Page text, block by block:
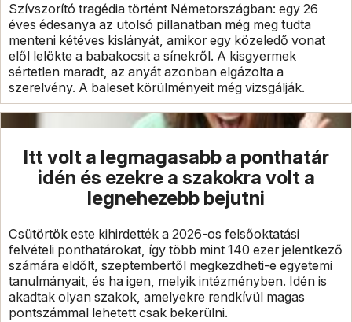
Szívszorító tragédia történt Németországban: egy 26
éves édesanya az utolsó pillanatban még meg tudta
menteni kétéves kislányát, amikor egy közeledő vonat
elől lelökte a babakocsit a sínekről. A kisgyermek
sértetlen maradt, az anyát azonban elgázolta a
szerelvény. A baleset körülményeit még vizsgálják.
Itt volt a legmagasabb a ponthatár
idén és ezekre a szakokra volt a
legnehezebb bejutni
Csütörtök este kihirdették a 2026-os felsőoktatási
felvételi ponthatárokat, így több mint 140 ezer jelentkező
számára eldőlt, szeptembertől megkezdheti-e egyetemi
tanulmányait, és ha igen, melyik intézményben. Idén is
akadtak olyan szakok, amelyekre rendkívül magas
pontszámmal lehetett csak bekerülni.